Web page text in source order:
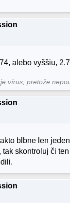
alebo vyššiu,
vírus, pretože
blbne len
tak skontroluj či